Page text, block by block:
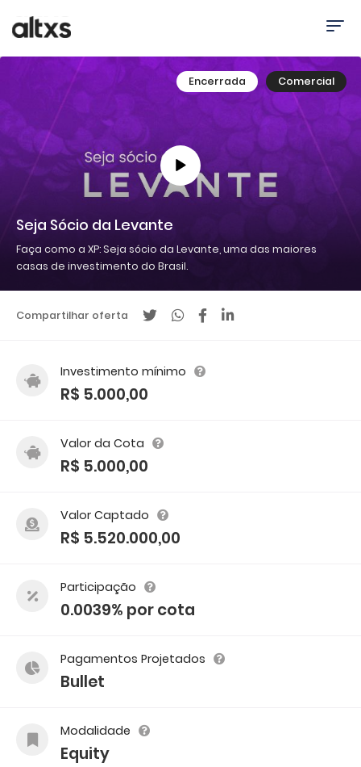
Seja Sócio da Levante
Faça como a XP: Seja sócio da Levante, uma das maiores
casas de investimento do Brasil.
Encerrada Comercial
Compartilhar oferta
Investimento mínimo
R$ 5.000,00
Valor da Cota
R$ 5.000,00
Valor Captado
R$ 5.520.000,00
Participação
0.0039% por cota
Pagamentos Projetados
Bullet
Modalidade
Equity